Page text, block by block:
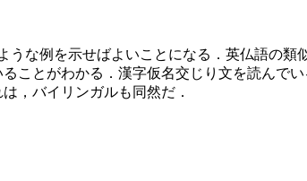
な例を示せばよいことになる．英仏語の類
ことがわかる．漢字仮名交じり文を読んで
，バイリンガルも同然だ．